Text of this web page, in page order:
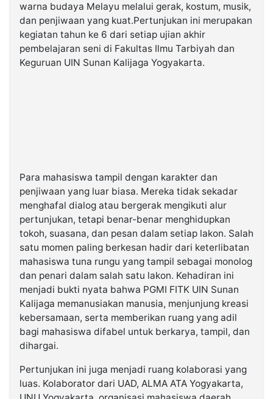
warna budaya Melayu melalui gerak, kostum, musik,
dan penjiwaan yang kuat.Pertunjukan ini merupakan
kegiatan tahun ke 6 dari setiap ujian akhir
pembelajaran seni di Fakultas Ilmu Tarbiyah dan
Keguruan UIN Sunan Kalijaga Yogyakarta.
Para mahasiswa tampil dengan karakter dan
penjiwaan yang luar biasa. Mereka tidak sekadar
menghafal dialog atau bergerak mengikuti alur
pertunjukan, tetapi benar-benar menghidupkan
tokoh, suasana, dan pesan dalam setiap lakon. Salah
satu momen paling berkesan hadir dari keterlibatan
mahasiswa tuna rungu yang tampil sebagai monolog
dan penari dalam salah satu lakon. Kehadiran ini
menjadi bukti nyata bahwa PGMI FITK UIN Sunan
Kalijaga memanusiakan manusia, menjunjung kreasi
kebersamaan, serta memberikan ruang yang adil
bagi mahasiswa difabel untuk berkarya, tampil, dan
dihargai.
Pertunjukan ini juga menjadi ruang kolaborasi yang
luas. Kolaborator dari UAD, ALMA ATA Yogyakarta,